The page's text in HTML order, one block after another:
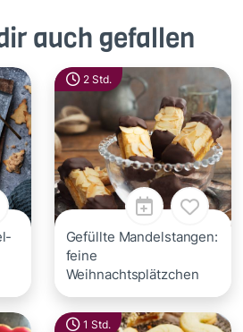
auch gefallen
2 Std.
Gefüllte Mandelstangen:
feine
Weihnachtsplätzchen
1 Std.